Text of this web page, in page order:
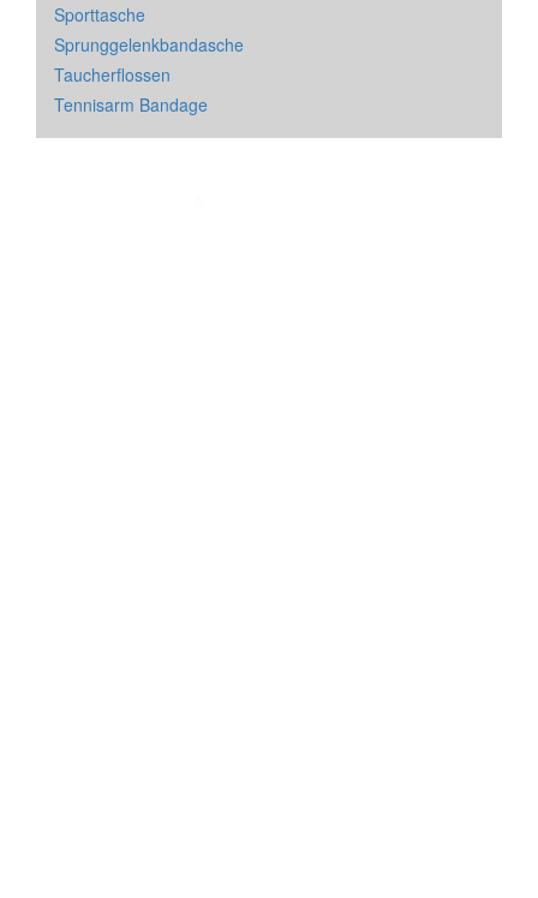
Sporttasche
Sprunggelenkbandasche
Taucherflossen
Tennisarm Bandage